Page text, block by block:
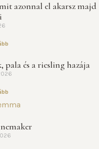
azonnal el akarsz majd
és a riesling hazája